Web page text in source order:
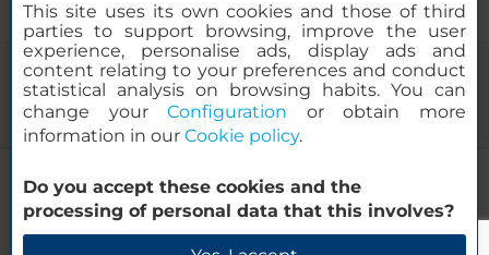
NH Luxembourg Airport
© 2000-2026 MINOR HOTELS EUROPE & AMERICAS Santa Engracia,
120. 28003 Madrid, España
This site uses its own cookies and those of third
parties to support browsing, improve the user
experience, personalise ads, display ads and
content relating to your preferences and conduct
statistical analysis on browsing habits. You can
change yourConfiguration or obtain more
information in our Cookie policy.
Do you accept these cookies and the
processing of personal data that this involves?